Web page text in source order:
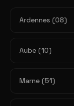
Ardennes (08)
Aube (10)
Marne (51)